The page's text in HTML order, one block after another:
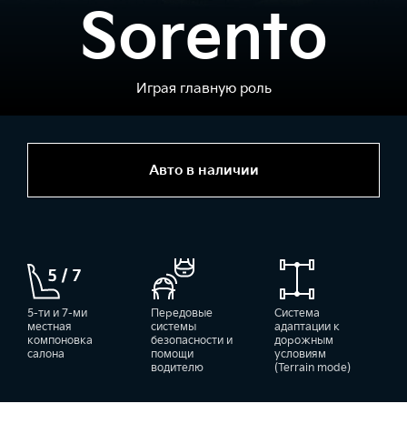
Авто в наличии
Sorento
Играя главную роль
5-ти и 7-ми
местная
компоновка
салона
Передовые
системы
безопасности и
помощи
водителю
Система
адаптации к
дорожным
условиям
(Terrain mode)